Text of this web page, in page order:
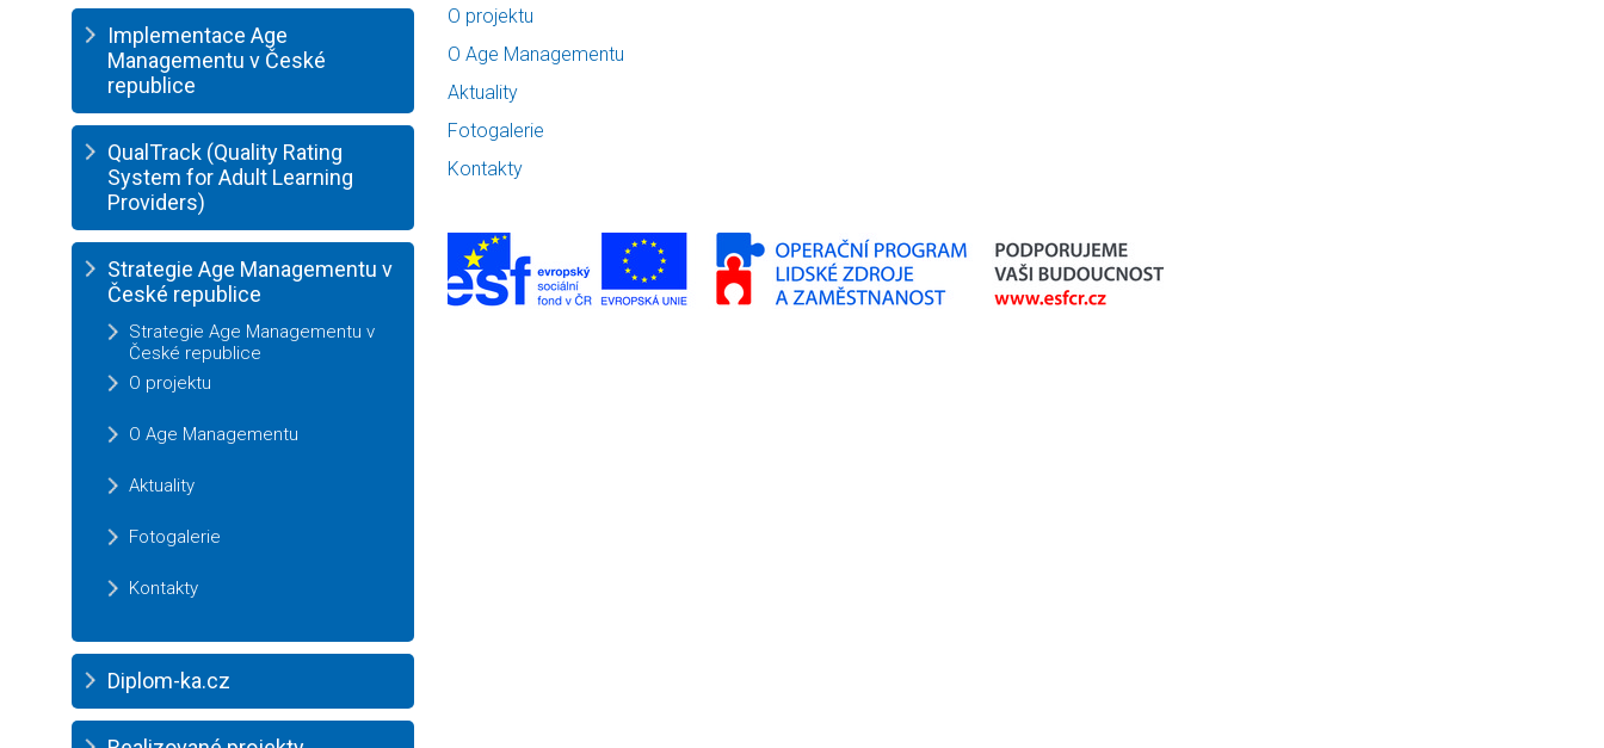
Implementace Age
Managementu v České
republice
QualTrack (Quality Rating
System for Adult Learning
Providers)
Strategie Age Managementu v
České republice
Strategie Age Managementu v
České republice
O projektu
O Age Managementu
Aktuality
Fotogalerie
Kontakty
Diplom-ka.cz
O projektu
O Age Managementu
Aktuality
Fotogalerie
Kontakty